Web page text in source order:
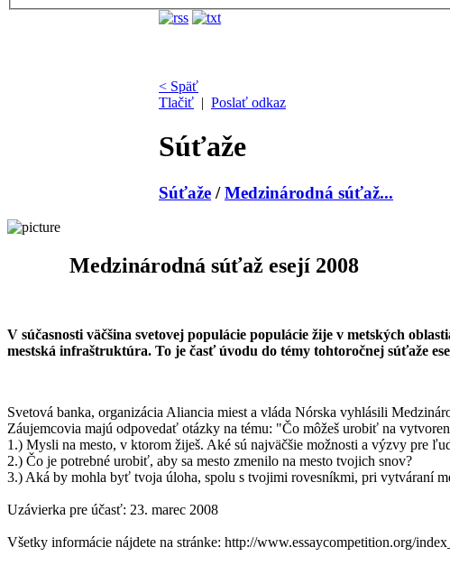
< Späť
Tlačiť | Poslať odkaz
Súťaže
Súťaže /Medzinárodná súťaž...
Medzinárodná súťaž esejí 2008
V súčasnosti väčšina svetovej populácie populácie žije v metských
mestská infraštruktúra. To je časť úvodu do témy tohtoročnej súťaže
Svetová banka, organizácia Aliancia miest a vláda Nórska vyhlásili
Záujemcovia majú odpovedať otázky na tému: "Čo môžeš urobiť na
1.) Mysli na mesto, v ktorom žiješ. Aké sú najväčšie možnosti a výzvy pre
2.) Čo je potrebné urobiť, aby sa mesto zmenilo na mesto tvojich snov?
3.) Aká by mohla byť tvoja úloha, spolu s tvojimi rovesníkmi, pri vytváraní
Uzávierka pre účasť: 23. marec 2008
Všetky informácie nájdete na stránke: http://www.essaycompetition.org/